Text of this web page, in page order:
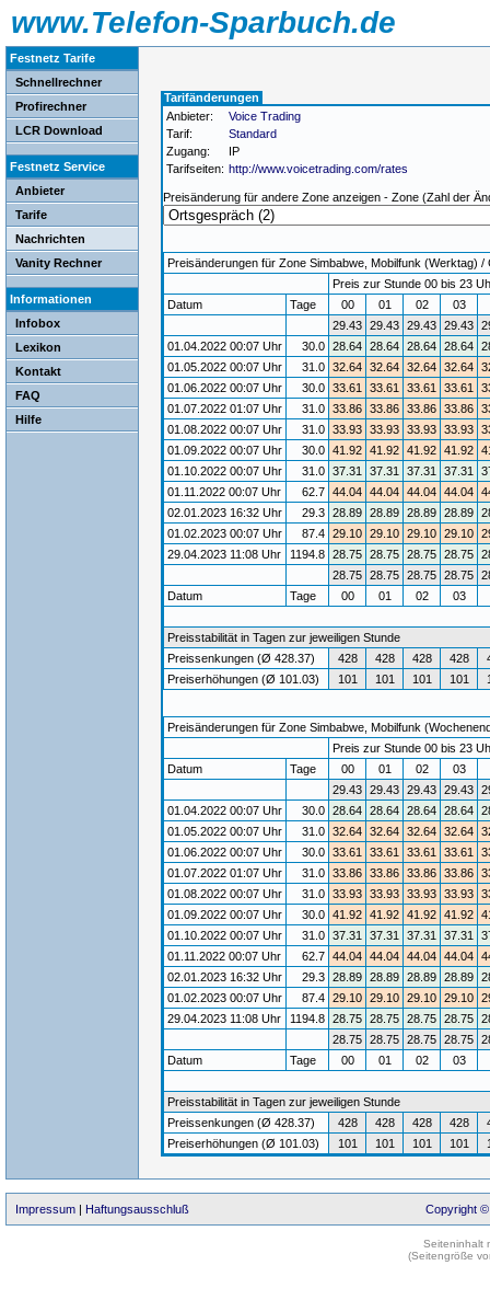
www.Telefon-Sparbuch.de
Festnetz Tarife
Schnellrechner
Profirechner
LCR Download
Festnetz Service
Anbieter
Tarife
Nachrichten
Vanity Rechner
Informationen
Infobox
Lexikon
Kontakt
FAQ
Hilfe
Tarifänderungen
Anbieter:
Voice Trading
Tarif:
Standard
Zugang:
IP
Tarifseiten: http://www.voicetrading.com/rates
Preisänderung für andere Zone anzeigen - Zone (Zahl der
Preisänderungen für Zone Simbabwe, Mobilfunk (Werktag) /
Preis zur Stunde 00 bis 23
Datum
Tage 00 01 02 03
29.43 29.43 29.43 29.43
01.04.2022 00:07 Uhr
30.0 28.64 28.64 28.64 28.64
01.05.2022 00:07 Uhr
31.0 32.64 32.64 32.64 32.64
01.06.2022 00:07 Uhr
30.0 33.61 33.61 33.61 33.61
01.07.2022 01:07 Uhr
31.0 33.86 33.86 33.86 33.86
01.08.2022 00:07 Uhr
31.0 33.93 33.93 33.93 33.93
01.09.2022 00:07 Uhr
30.0 41.92 41.92 41.92 41.92
01.10.2022 00:07 Uhr
31.0 37.31 37.31 37.31 37.31
01.11.2022 00:07 Uhr
62.7 44.04 44.04 44.04 44.04
02.01.2023 16:32 Uhr
29.3 28.89 28.89 28.89 28.89
01.02.2023 00:07 Uhr
87.4 29.10 29.10 29.10 29.10
29.04.2023 11:08 Uhr
1194.8 28.75 28.75 28.75 28.75
28.75 28.75 28.75 28.75
Datum
Tage 00 01 02 03
Preisstabilität in Tagen zur jeweiligen Stunde
Preissenkungen (Ø 428.37)
428 428 428 428
Preiserhöhungen (Ø 101.03)
101 101 101 101
Preisänderungen für Zone Simbabwe, Mobilfunk
Preis zur Stunde 00 bis 23
Datum
Tage 00 01 02 03
29.43 29.43 29.43 29.43
01.04.2022 00:07 Uhr
30.0 28.64 28.64 28.64 28.64
01.05.2022 00:07 Uhr
31.0 32.64 32.64 32.64 32.64
01.06.2022 00:07 Uhr
30.0 33.61 33.61 33.61 33.61
01.07.2022 01:07 Uhr
31.0 33.86 33.86 33.86 33.86
01.08.2022 00:07 Uhr
31.0 33.93 33.93 33.93 33.93
01.09.2022 00:07 Uhr
30.0 41.92 41.92 41.92 41.92
01.10.2022 00:07 Uhr
31.0 37.31 37.31 37.31 37.31
01.11.2022 00:07 Uhr
62.7 44.04 44.04 44.04 44.04
02.01.2023 16:32 Uhr
29.3 28.89 28.89 28.89 28.89
01.02.2023 00:07 Uhr
87.4 29.10 29.10 29.10 29.10
29.04.2023 11:08 Uhr
1194.8 28.75 28.75 28.75 28.75
28.75 28.75 28.75 28.75
Datum
Tage 00 01 02 03
Preisstabilität in Tagen zur jeweiligen Stunde
Preissenkungen (Ø 428.37)
428 428 428 428
Preiserhöhungen (Ø 101.03)
101 101 101 101
Impressum | Haftungsausschluß Copyright ©
Seiteninhalt
(Seitengröße